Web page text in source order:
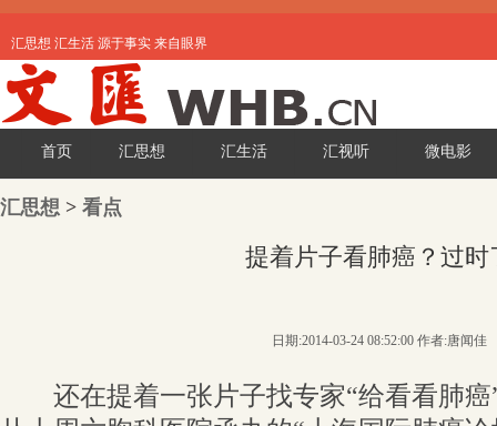
汇思想 汇生活 源于事实 来自眼界
首页 汇思想 汇生活 汇视听 微电影
汇思想 > 看点
提着片子看肺癌？过时
日期:2014-03-24 08:52:00 作者:唐闻佳
还在提着一张片子找专家“给看看肺癌